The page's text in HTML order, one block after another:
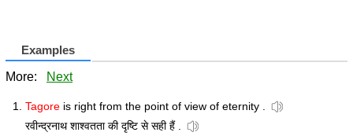
Examples
More: Next
Tagore is right from the point of view of eternity .
रवीन्द्रनाथ शाश्वतता की दृष्टि से सही हैं .